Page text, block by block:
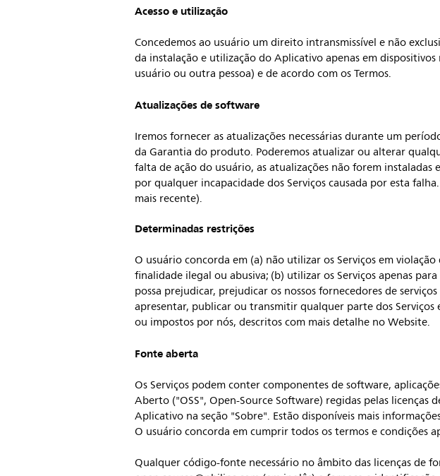
Acesso e utilização
Concedemos ao usuário um direito intransmissível e não
da instalação e utilização do Aplicativo apenas em
usuário ou outra pessoa) e de acordo com os Termos.
Atualizações de software
Iremos fornecer as atualizações necessárias durante um
da Garantia do produto. Poderemos atualizar ou alterar
falta de ação do usuário, as atualizações não forem instaladas
por qualquer incapacidade dos Serviços causada por esta
mais recente).
Determinadas restrições
O usuário concorda em (a) não utilizar os Serviços em
finalidade ilegal ou abusiva; (b) utilizar os Serviços apenas
possa prejudicar, prejudicar os nossos fornecedores de
apresentar, publicar ou transmitir qualquer parte dos
ou impostos por nós, descritos com mais detalhe no Website.
Fonte aberta
Os Serviços podem conter componentes de software,
Aberto ("OSS", Open-Source Software) regidas pelas licenças
Aplicativo na seção "Sobre". Estão disponíveis mais
O usuário concorda em cumprir todos os termos e condições
Qualquer código-fonte necessário no âmbito das licenças de